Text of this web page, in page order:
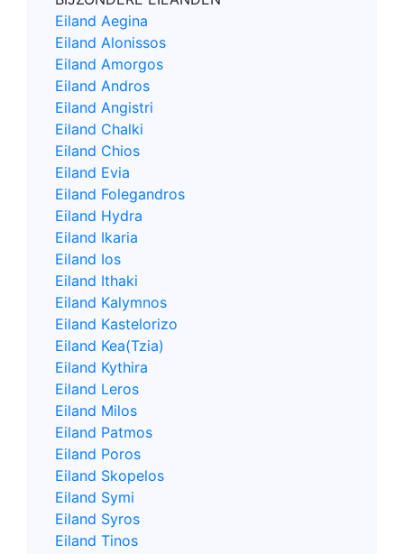
Eiland Aegina
Eiland Alonissos
Eiland Amorgos
Eiland Andros
Eiland Angistri
Eiland Chalki
Eiland Chios
Eiland Evia
Eiland Folegandros
Eiland Hydra
Eiland Ikaria
Eiland Ios
Eiland Ithaki
Eiland Kalymnos
Eiland Kastelorizo
Eiland Kea(Tzia)
Eiland Kythira
Eiland Leros
Eiland Milos
Eiland Patmos
Eiland Poros
Eiland Skopelos
Eiland Symi
Eiland Syros
Eiland Tinos